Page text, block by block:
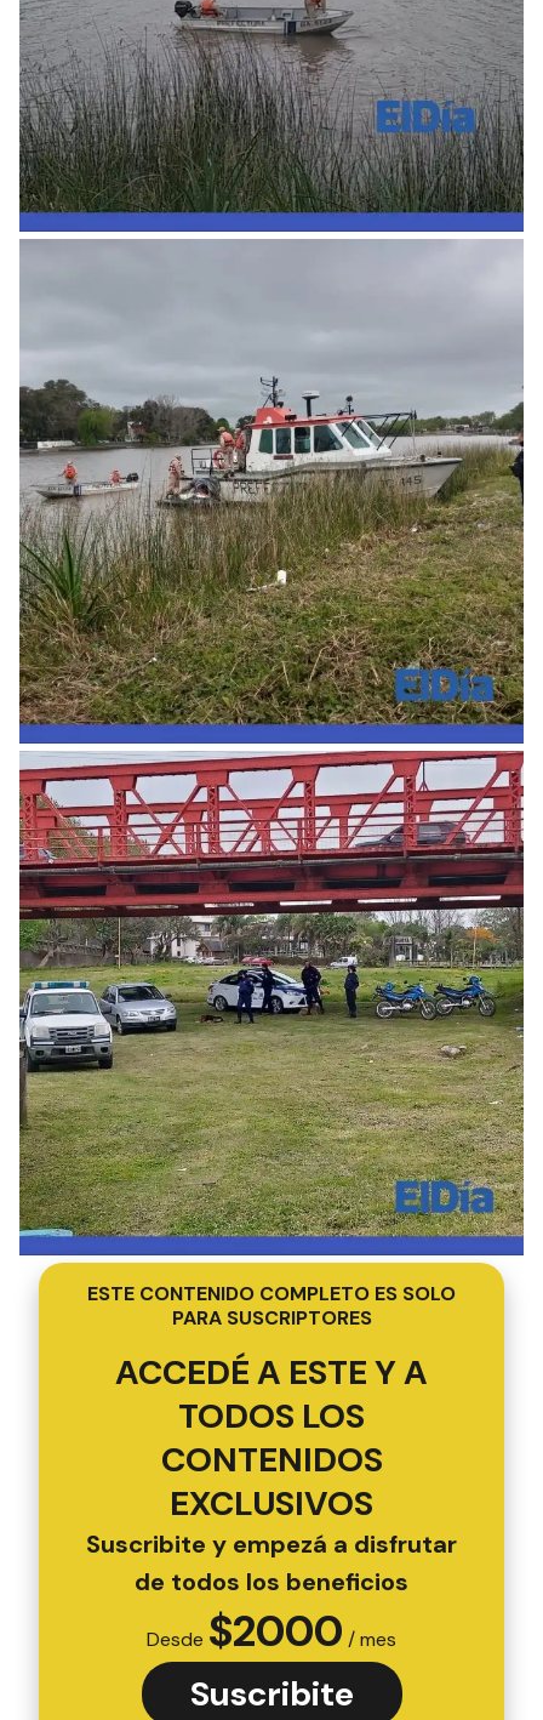
ESTE CONTENIDO COMPLETO ES SOLO
PARA SUSCRIPTORES
ACCEDÉ A ESTE Y A
TODOS LOS
CONTENIDOS
EXCLUSIVOS
Suscribite y empezá a disfrutar
de todos los beneficios
Desde $2000 / mes
Suscribite